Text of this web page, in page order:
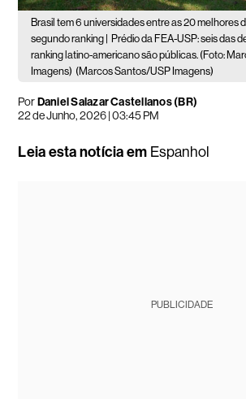
Brasil tem 6 universidades entre as 20 melhores
segundo ranking |
Prédio da FEA-USP: seis das
ranking latino-americano são públicas. (Foto:
Imagens) (Marcos Santos/USP Imagens)
PorDaniel Salazar Castellanos (BR)
22 de Junho, 2026 | 03:45 PM
Leia esta notícia em Espanhol
PUBLICIDADE